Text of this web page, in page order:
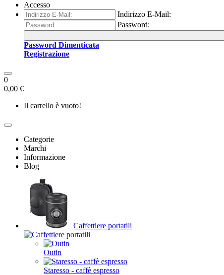
Accesso
Indirizzo E-Mail:
Password:
Password Dimenticata
Registrazione
0
0,00 €
Il carrello è vuoto!
Categorie
Marchi
Informazione
Blog
Caffettiere portatili
Outin
Staresso - caffè espresso